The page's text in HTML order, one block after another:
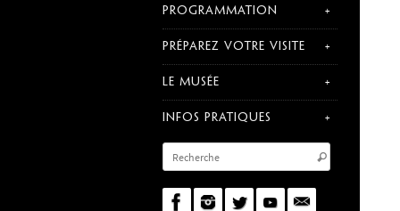
PROGRAMMATION
PRÉPAREZ VOTRE VISITE
LE MUSÉE
INFOS PRATIQUES